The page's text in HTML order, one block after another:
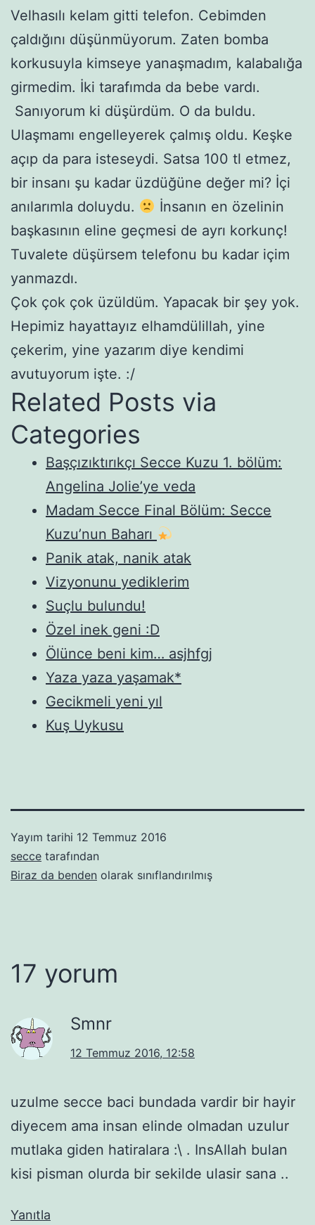
Velhasılı kelam gitti telefon. Cebimden
çaldığını düşünmüyorum. Zaten bomba
korkusuyla kimseye yanaşmadım, kalabalığa
girmedim. İki tarafımda da bebe vardı.
Sanıyorum ki düşürdüm. O da buldu.
Ulaşmamı engelleyerek çalmış oldu. Keşke
açıp da para isteseydi. Satsa 100 tl etmez,
bir insanı şu kadar üzdüğüne değer mi? İçi
anılarımla doluydu.
İnsanın en özelinin
başkasının eline geçmesi de ayrı korkunç!
Tuvalete düşürsem telefonu bu kadar içim
yanmazdı.
Çok çok çok üzüldüm. Yapacak bir şey yok.
Hepimiz hayattayız elhamdülillah, yine
çekerim, yine yazarım diye kendimi
avutuyorum işte. :/
Related Posts via
Categories
Başçızıktırıkçı Secce Kuzu 1. bölüm:
Angelina Jolie’ye veda
Madam Secce Final Bölüm: Secce
Kuzu’nun Baharı
Panik atak, nanik atak
Vizyonunu yediklerim
Suçlu bulundu!
Özel inek geni :D
Ölünce beni kim… asjhfgj
Yaza yaza yaşamak*
Gecikmeli yeni yıl
Kuş Uykusu
Yayım tarihi 12 Temmuz 2016
secce tarafından
Biraz da benden olarak sınıflandırılmış
17 yorum
Smnr
12 Temmuz 2016, 12:58
uzulme secce baci bundada vardir bir hayir
diyecem ama insan elinde olmadan uzulur
mutlaka giden hatiralara :\ . InsAllah bulan
kisi pisman olurda bir sekilde ulasir sana ..
Yanıtla